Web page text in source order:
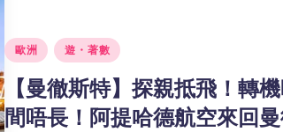
Posted
in
歐洲 遊・著數
【曼徹斯特】探親抵飛！轉
間唔長！阿提哈德航空來回